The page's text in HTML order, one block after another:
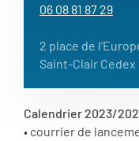
06 08 81 87 29
2 place de
Saint-Clair Cedex
Calendrier 2023/
• courrier de